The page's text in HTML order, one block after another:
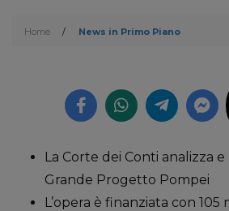
Home / News in Primo Piano
La Corte dei Conti analizza
Grande Progetto Pompei
L’opera è finanziata con